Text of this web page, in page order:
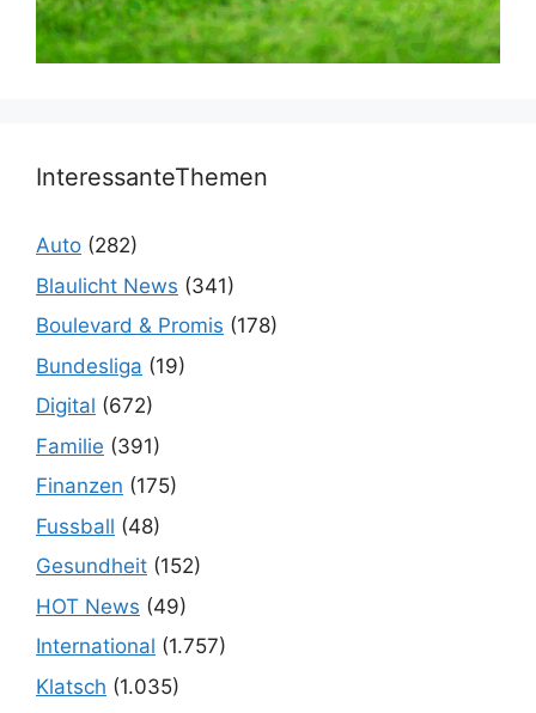
InteressanteThemen
Auto (282)
Blaulicht News (341)
Boulevard & Promis (178)
Bundesliga (19)
Digital (672)
Familie (391)
Finanzen (175)
Fussball (48)
Gesundheit (152)
HOT News (49)
International (1.757)
Klatsch (1.035)